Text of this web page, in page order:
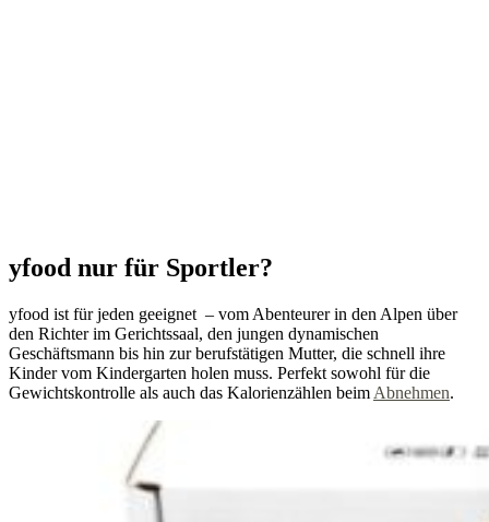
yfood nur für Sportler?
yfood ist für jeden geeignet – vom Abenteurer in den Alpen über
den Richter im Gerichtssaal, den jungen dynamischen
Geschäftsmann bis hin zur berufstätigen Mutter, die schnell ihre
Kinder vom Kindergarten holen muss. Perfekt sowohl für die
Gewichtskontrolle als auch das Kalorienzählen beim Abnehmen.